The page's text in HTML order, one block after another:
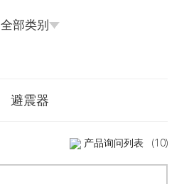
全部类别
避震器
产品询问列表 (10)